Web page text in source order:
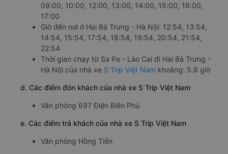
09:00, 10:00, 12:00, 13:00, 14:00, 15:00, 16:00,
17:00
Giờ đến nơi ở Hai Bà Trưng - Hà Nội: 12:54, 13:54,
14:54, 15:54, 17:54, 18:54, 19:54, 20:54, 21:54,
22:54
Thời gian chạy từ Sa Pa - Lào Cai đi Hai Bà Trưng -
Hà Nội của nhà xe S Trip Việt Nam khoảng: 5.9 giờ
d. Các điểm đón khách của nhà xe S Trip Việt Nam
Văn phòng 697 Điện Biên Phủ
e. Các điểm trả khách của nhà xe S Trip Việt Nam
Văn phòng Hồng Tiến